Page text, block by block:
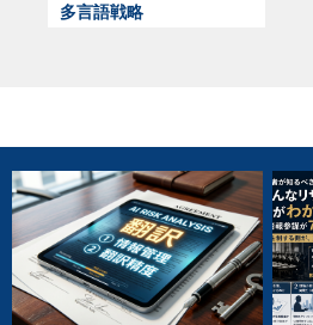
多言語戦略